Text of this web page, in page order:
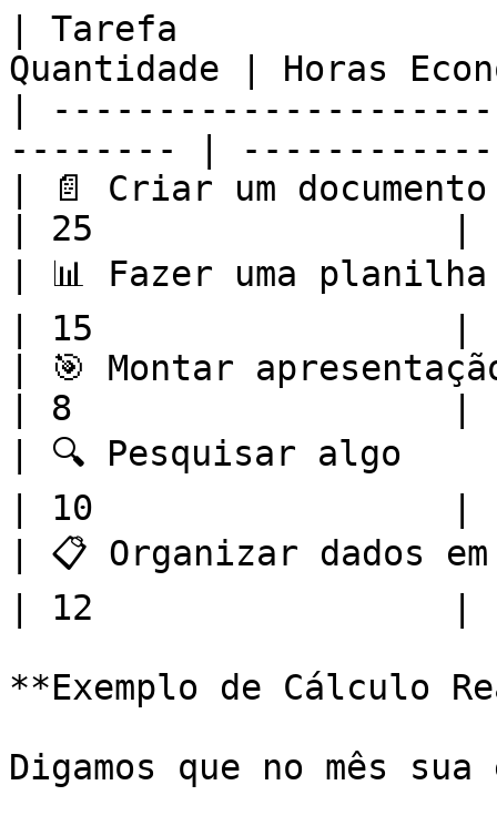
| Tarefa
Quantidade | Horas
|
-------- |
| 📄 Criar um
| 25                 |
| 📊 Fazer uma
| 15                 |
| 🎯 Montar
| 8                  |
| 🔍 Pesquisar algo
| 10                 |
| 📋 Organizar dados
| 12                 |
**Exemplo de Cálculo
Digamos que no mês